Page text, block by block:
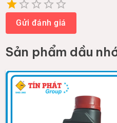
1 Star
2 Stars
3 Stars
4 Stars
5 Stars
Gửi đánh giá
Sản phẩm dầu